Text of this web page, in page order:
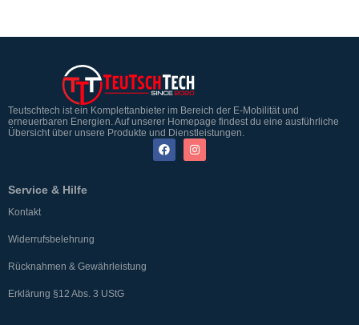
Teutschtech ist ein Komplettanbieter im Bereich der E-Mobilität und
erneuerbaren Energien. Auf unserer Homepage findest du eine ausführliche
Übersicht über unsere Produkte und Dienstleistungen.
Service & Hilfe
Kontakt
Widerrufsbelehrung
Rücknahmen & Gewährleistung
Erklärung §12 Abs. 3 UStG